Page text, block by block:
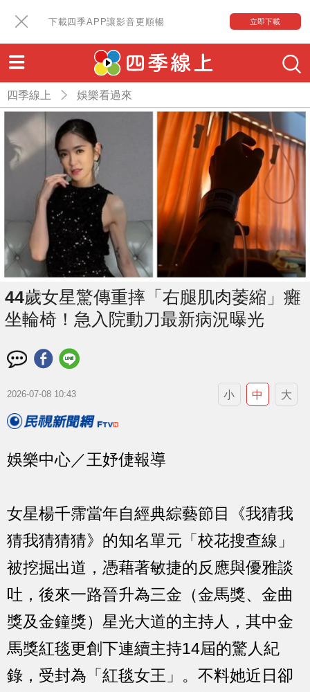
下載四季APP讓影音更順暢 立即下載
四季線上 娛樂看過來
44歲女星驚傳重摔「右腿肌肉萎縮」癱
坐輪椅！急入院動刀最新病況曝光
2026-07-08 10:43 小 中 大
娛樂中心／王妤倢報導
女星楊千霈當年自經典綜藝節目《我猜我
猜我猜猜猜》的知名單元「校花搜查線」
被挖掘出道，憑藉著敏捷的反應與優雅談
吐，後來一路晉升為三金（金馬獎、金曲
獎及金鐘獎）星光大道的主持人，其中金
馬獎紅毯更創下連續主持14屆的驚人紀
錄，受封為「紅毯女王」。不料她近日卻